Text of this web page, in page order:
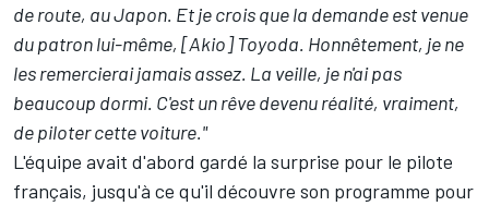
de route, au Japon. Et je crois que la demande est venue
du patron lui-même, [Akio] Toyoda. Honnêtement, je ne
les remercierai jamais assez. La veille, je n'ai pas
beaucoup dormi. C'est un rêve devenu réalité, vraiment,
de piloter cette voiture."
L'équipe avait d'abord gardé la surprise pour le pilote
français, jusqu'à ce qu'il découvre son programme pour